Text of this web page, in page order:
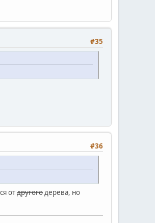
#35
#36
отдругогодерева, но